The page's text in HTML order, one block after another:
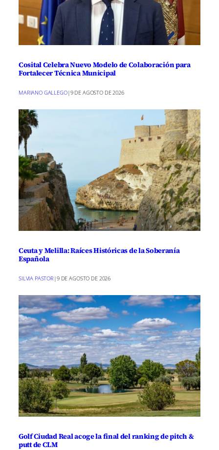
Cosital Celebra Nuevo Modelo de Colaboración para
Fortalecer Técnica Municipal
MARIANO GALLEGO|9 DE AGOSTO DE 2026
Ceuta y Melilla: Raíces Históricas de la Soberanía
Española
SILVIA PASTOR |9 DE AGOSTO DE 2026
Golf Ciudad Real acoge la final del ranking de pitch &
putt de CLM